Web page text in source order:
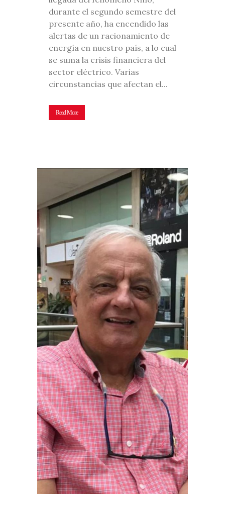
durante el segundo semestre del
presente año, ha encendido las
alertas de un racionamiento de
energía en nuestro país, a lo cual
se suma la crisis financiera del
sector eléctrico. Varias
circunstancias que afectan el...
Read More